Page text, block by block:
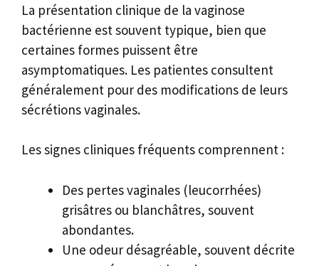
La présentation clinique de la vaginose
bactérienne est souvent typique, bien que
certaines formes puissent être
asymptomatiques. Les patientes consultent
généralement pour des modifications de leurs
sécrétions vaginales.
Les signes cliniques fréquents comprennent :
Des pertes vaginales (leucorrhées)
grisâtres ou blanchâtres, souvent
abondantes.
Une odeur désagréable, souvent décrite